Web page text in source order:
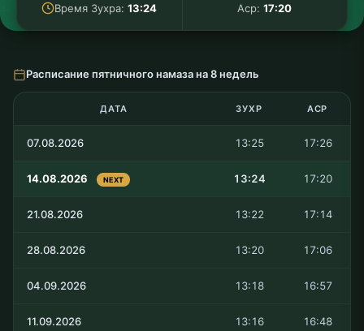
Время Зухра:13:24 Аср:17:20
Расписание пятничного намаза на 8 недель
ДАТА ЗУХР АСР
07.08.2026 13:25 17:26
14.08.2026 NEXT 13:24 17:20
21.08.2026 13:22 17:14
28.08.2026 13:20 17:06
04.09.2026 13:18 16:57
11.09.2026 13:16 16:48